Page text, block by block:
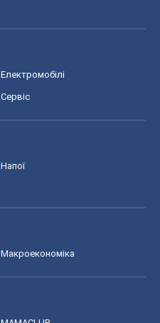
Електромобілі
Сервіс
Напої
Макроекономіка